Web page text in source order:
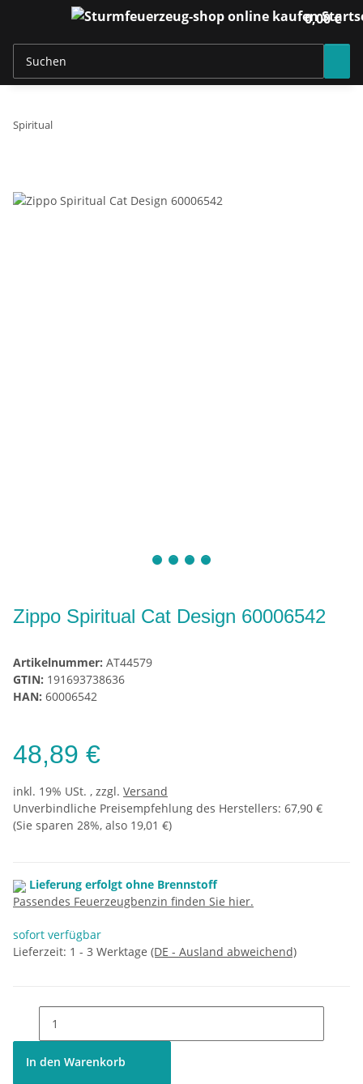
0,00 €
Spiritual
Zippo Spiritual Cat Design 60006542
Artikelnummer: AT44579
GTIN: 191693738636
HAN: 60006542
48,89 €
inkl. 19% USt. , zzgl. Versand
Unverbindliche Preisempfehlung des Herstellers: 67,90 €
(Sie sparen 28%, also 19,01 €)
Lieferung erfolgt ohne Brennstoff
Passendes Feuerzeugbenzin finden Sie hier.
sofort verfügbar
Lieferzeit: 1 - 3 Werktage (DE - Ausland abweichend)
In den Warenkorb